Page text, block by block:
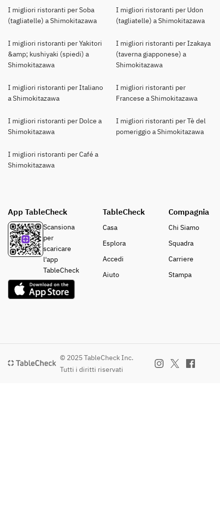
I migliori ristoranti per Soba
(tagliatelle) a Shimokitazawa
I migliori ristoranti per Udon
(tagliatelle) a Shimokitazawa
I migliori ristoranti per Yakitori
&amp; kushiyaki (spiedi) a
Shimokitazawa
I migliori ristoranti per Izakaya
(taverna giapponese) a
Shimokitazawa
I migliori ristoranti per Italiano
a Shimokitazawa
I migliori ristoranti per
Francese a Shimokitazawa
I migliori ristoranti per Dolce a
Shimokitazawa
I migliori ristoranti per Tè del
pomeriggio a Shimokitazawa
I migliori ristoranti per Café a
Shimokitazawa
App TableCheck
Scansiona
per
scaricare
l'app
TableCheck
TableCheck
Casa
Esplora
Accedi
Aiuto
Compagnia
Chi Siamo
Squadra
Carriere
Stampa
© 2025 TableCheck Inc.
Tutti i diritti riservati